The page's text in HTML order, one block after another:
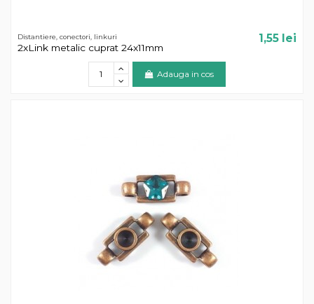
Distantiere, conectori, linkuri
2xLink metalic cuprat 24x11mm
1,55 lei
Adauga in cos